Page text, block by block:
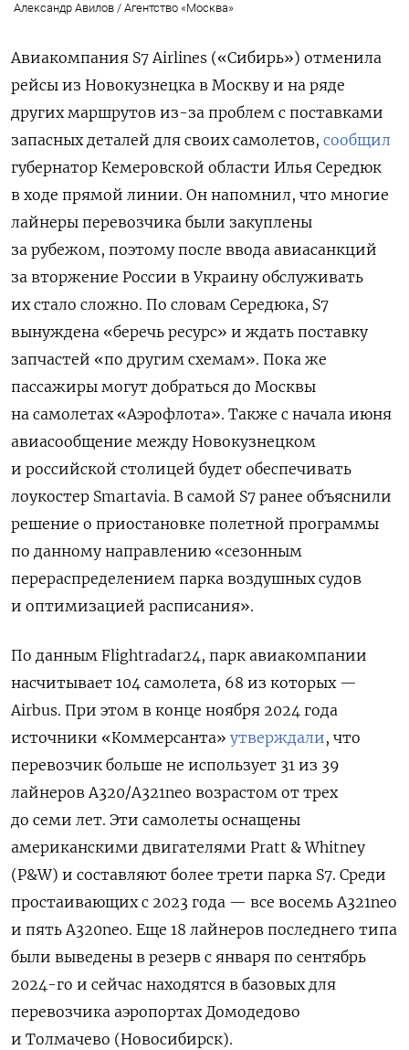
Александр Авилов / Агентство «Москва»
Авиакомпания S7 Airlines («Сибирь») отменила
рейсы из Новокузнецка в Москву и на ряде
других маршрутов из-за проблем с поставками
запасных деталей для своих самолетов, сообщил
губернатор Кемеровской области Илья Середюк
в ходе прямой линии. Он напомнил, что многие
лайнеры перевозчика были закуплены
за рубежом, поэтому после ввода авиасанкций
за вторжение России в Украину обслуживать
их стало сложно. По словам Середюка, S7
вынуждена «беречь ресурс» и ждать поставку
запчастей «по другим схемам». Пока же
пассажиры могут добраться до Москвы
на самолетах «Аэрофлота». Также с начала июня
авиасообщение между Новокузнецком
и российской столицей будет обеспечивать
лоукостер Smartavia. В самой S7 ранее объяснили
решение о приостановке полетной программы
по данному направлению «сезонным
перераспределением парка воздушных судов
и оптимизацией расписания».
По данным Flightradar24, парк авиакомпании
насчитывает 104 самолета, 68 из которых —
Airbus. При этом в конце ноября 2024 года
источники «Коммерсанта» утверждали, что
перевозчик больше не использует 31 из 39
лайнеров A320/А321neo возрастом от трех
до семи лет. Эти самолеты оснащены
американскими двигателями Pratt & Whitney
(P&W) и составляют более трети парка S7. Среди
простаивающих с 2023 года — все восемь А321neo
и пять A320neo. Еще 18 лайнеров последнего типа
были выведены в резерв с января по сентябрь
2024-го и сейчас находятся в базовых для
перевозчика аэропортах Домодедово
и Толмачево (Новосибирск).